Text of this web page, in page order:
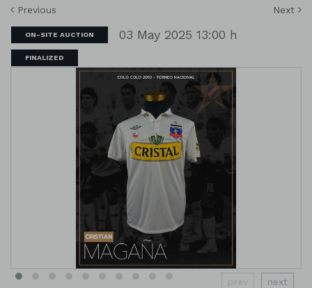
Previous Next
ON-SITE AUCTION 03 May 2025 13:00 h
FINALIZED
prev next